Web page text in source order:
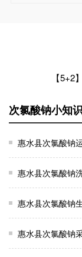
【5+2
次氯酸钠小知
惠水县次氯酸钠
惠水县次氯酸钠
惠水县次氯酸钠
惠水县次氯酸钠